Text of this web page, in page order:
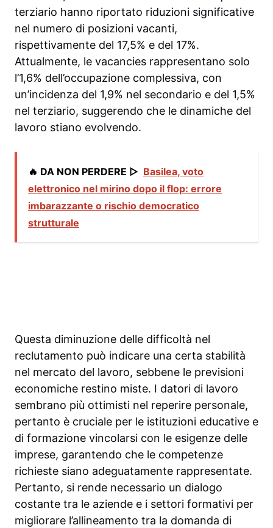
terziario hanno riportato riduzioni significative
nel numero di posizioni vacanti,
rispettivamente del 17,5% e del 17%.
Attualmente, le vacancies rappresentano solo
l’1,6% dell’occupazione complessiva, con
un’incidenza del 1,9% nel secondario e del 1,5%
nel terziario, suggerendo che le dinamiche del
lavoro stiano evolvendo.
🔥 DA NON PERDERE ▷ Basilea, voto
elettronico nel mirino dopo il flop: errore
imbarazzante o rischio democratico
strutturale
Questa diminuzione delle difficoltà nel
reclutamento può indicare una certa stabilità
nel mercato del lavoro, sebbene le previsioni
economiche restino miste. I datori di lavoro
sembrano più ottimisti nel reperire personale,
pertanto è cruciale per le istituzioni educative e
di formazione vincolarsi con le esigenze delle
imprese, garantendo che le competenze
richieste siano adeguatamente rappresentate.
Pertanto, si rende necessario un dialogo
costante tra le aziende e i settori formativi per
migliorare l’allineamento tra la domanda di